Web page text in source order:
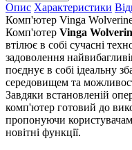
Опис Характеристики
Комп'ютер Vinga
Комп'ютер Vinga
втілює в собі сучасні
задоволення
поєднує в собі ідеальну
середовищем та
Завдяки встановленій
комп'ютер готовий до
пропонуючи користувачам
новітні функції.